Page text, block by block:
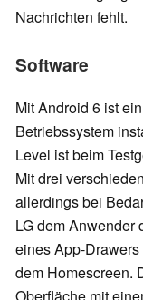
Nachrichten fehlt.
Software
Mit Android 6 ist
Betriebssystem
Level ist beim
Mit drei
allerdings bei
LG dem Anwender
eines App-
dem Homescreen.